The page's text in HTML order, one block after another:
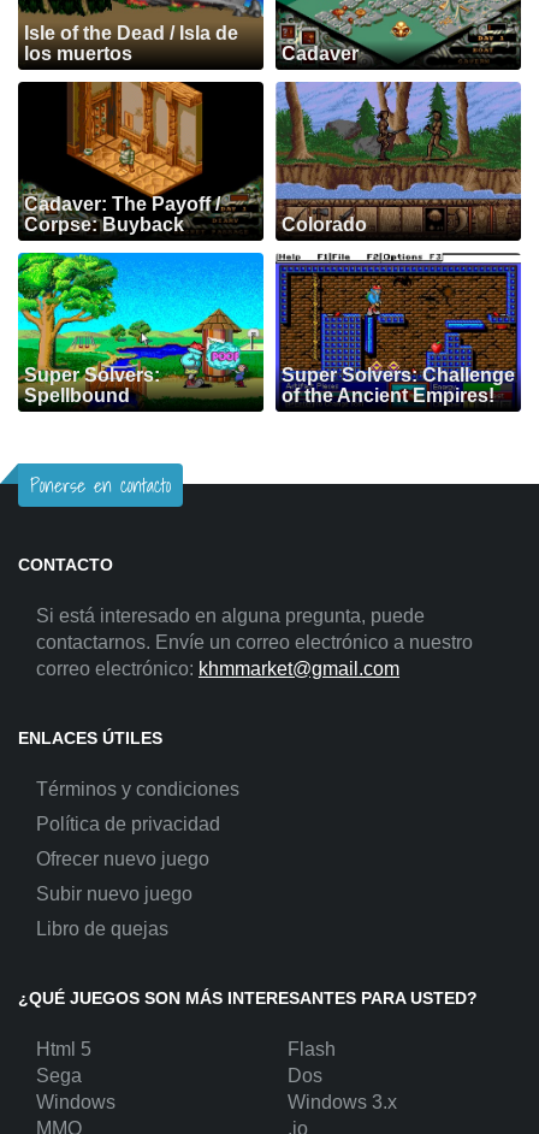
Isle of the Dead / Isla de
los muertos
Cadaver
Cadaver: The Payoff /
Corpse: Buyback
Colorado
Super Solvers:
Spellbound
Super Solvers: Challenge
of the Ancient Empires!
Ponerse en contacto
CONTACTO
Si está interesado en alguna pregunta, puede
contactarnos. Envíe un correo electrónico a nuestro
correo electrónico: khmmarket@gmail.com
ENLACES ÚTILES
Términos y condiciones
Política de privacidad
Ofrecer nuevo juego
Subir nuevo juego
Libro de quejas
¿QUÉ JUEGOS SON MÁS INTERESANTES PARA USTED?
Html 5
Flash
Sega
Dos
Windows
Windows 3.x
MMO
.io